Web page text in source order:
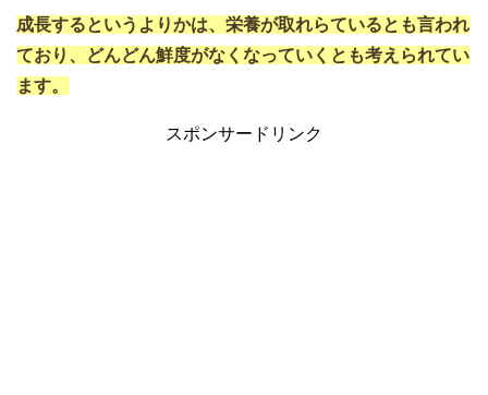
成長するというよりかは、栄養が取れらているとも言われ
ており、どんどん鮮度がなくなっていくとも考えられてい
ます。
スポンサードリンク